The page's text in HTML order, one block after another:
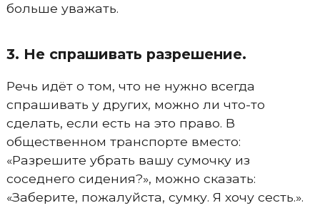
больше уважать.
3. Не спрашивать разрешение.
Речь идёт о том, что не нужно всегда
спрашивать у других, можно ли что-то
сделать, если есть на это право. В
общественном транспорте вместо:
«Разрешите убрать вашу сумочку из
соседнего сидения?», можно сказать:
«Заберите, пожалуйста, сумку. Я хочу сесть.».